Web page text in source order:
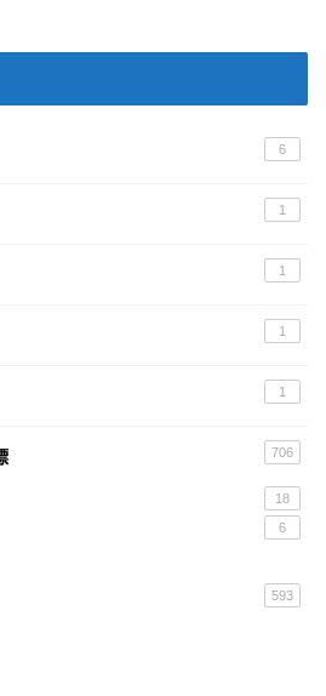
6
1
1
1
1
706
18
6
593